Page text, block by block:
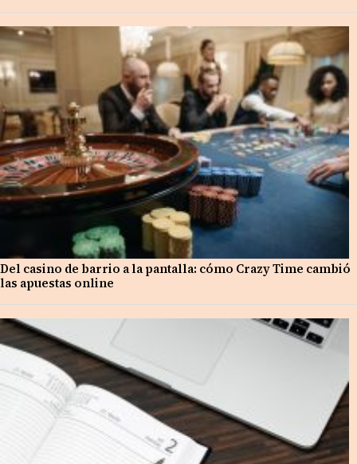
Del casino de barrio a la pantalla: cómo Crazy Time cambió
las apuestas online